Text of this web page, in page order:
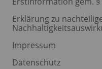
Erklärung zu
Impressum
Datenschutz